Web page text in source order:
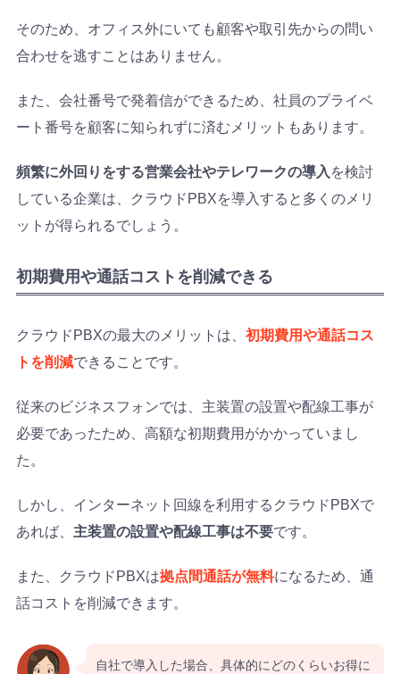
そのため、オフィス外にいても顧客や取引先からの問い
合わせを逃すことはありません。
また、会社番号で発着信ができるため、社員のプライベ
ート番号を顧客に知られずに済むメリットもあります。
頻繁に外回りをする営業会社やテレワークの導入を検討
している企業は、クラウドPBXを導入すると多くのメリ
ットが得られるでしょう。
初期費用や通話コストを削減できる
クラウドPBXの最大のメリットは、 初期費用や通話コス
トを削減できることです。
従来のビジネスフォンでは、主装置の設置や配線工事が
必要であったため、高額な初期費用がかかっていまし
た。
しかし、インターネット回線を利用するクラウドPBXで
あれば、 主装置の設置や配線工事は不要です。
また、クラウドPBXは拠点間通話が無料になるため、通
話コストを削減できます。
自社で導入した場合、具体的にどのくらいお得に